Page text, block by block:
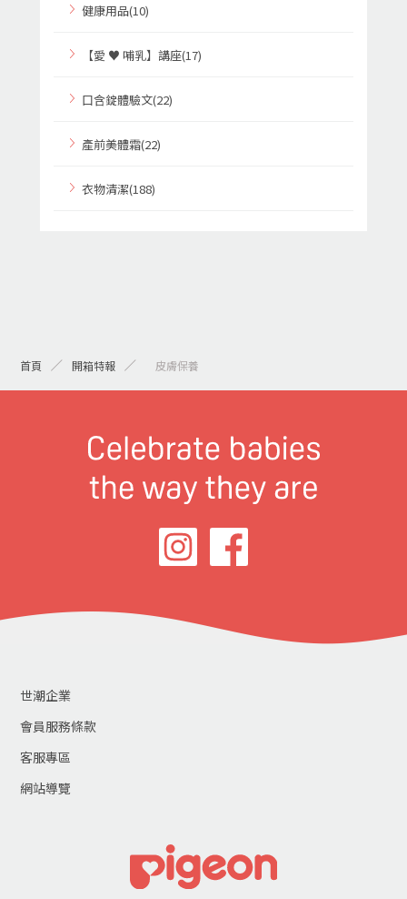
健康用品(10)
【愛 ♥ 哺乳】講座(17)
口含錠體驗文(22)
產前美體霜(22)
衣物清潔(188)
首頁 開箱特報 > 皮膚保養
世潮企業
會員服務條款
客服專區
網站導覽